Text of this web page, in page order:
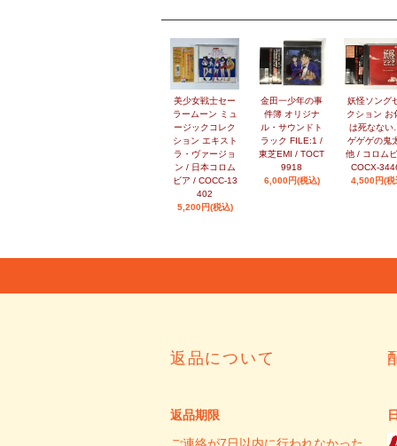
美少女戦士セー
ラームーン ミュ
ージックコレク
ション エキスト
ラ・ヴァージョ
ン / 日本コロム
ビア / COCC-13
402
5,200円(税込)
金田一少年の事
件簿 オリジナ
ル・サウンドト
ラック FILE:1 /
東芝EMI / TOCT
9918
6,000円(税込)
妖怪ソング
クション お
は死なな
ゲゲゲの鬼
他 / コロム
COCX-
4,500円(税
返品について
返品期限